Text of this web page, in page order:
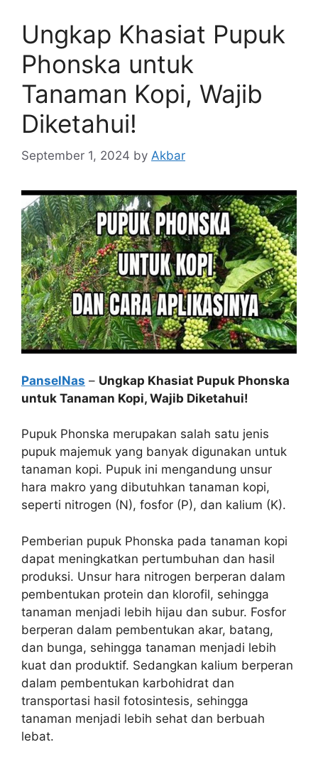
Ungkap Khasiat Pupuk
Phonska untuk
Tanaman Kopi, Wajib
Diketahui!
September 1, 2024 by Akbar
PanselNas – Ungkap Khasiat Pupuk Phonska
untuk Tanaman Kopi, Wajib Diketahui!
Pupuk Phonska merupakan salah satu jenis
pupuk majemuk yang banyak digunakan untuk
tanaman kopi. Pupuk ini mengandung unsur
hara makro yang dibutuhkan tanaman kopi,
seperti nitrogen (N), fosfor (P), dan kalium (K).
Pemberian pupuk Phonska pada tanaman kopi
dapat meningkatkan pertumbuhan dan hasil
produksi. Unsur hara nitrogen berperan dalam
pembentukan protein dan klorofil, sehingga
tanaman menjadi lebih hijau dan subur. Fosfor
berperan dalam pembentukan akar, batang,
dan bunga, sehingga tanaman menjadi lebih
kuat dan produktif. Sedangkan kalium berperan
dalam pembentukan karbohidrat dan
transportasi hasil fotosintesis, sehingga
tanaman menjadi lebih sehat dan berbuah
lebat.